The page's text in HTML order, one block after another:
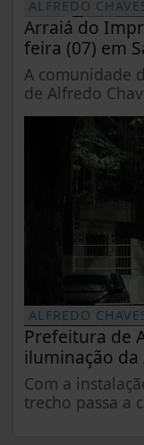
ALFREDO
Arraiá do
feira (07) em
A comunidade
de Alfredo
ALFREDO
Prefeitura de
iluminação da
Com a
trecho passa a